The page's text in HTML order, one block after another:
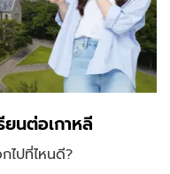
นต่อเกาหลี
ไปที่ไหนดี?